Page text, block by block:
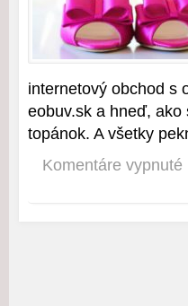
internetový obchod s
eobuv.sk a hneď,
topánok. A všetky
Komentáre vypnuté